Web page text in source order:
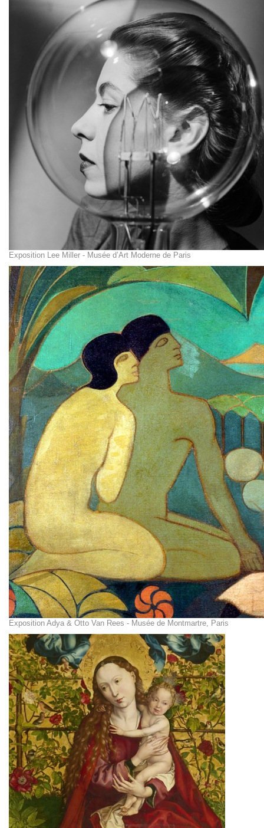
Exposition Lee Miller - Musée d’Art Moderne de Paris
Exposition Adya & Otto Van Rees - Musée de Montmartre, Paris